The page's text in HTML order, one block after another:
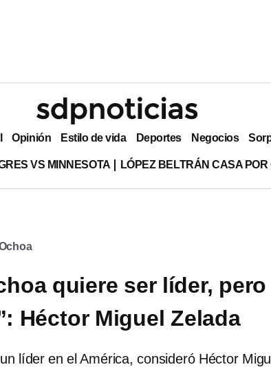
Opinión Estilo de vida Deportes Negocios
VS MINNESOTA LÓPEZ BELTRÁN CASA
quiere ser líder, pero
Héctor Miguel Zelada
líder en el América, consideró Héctor